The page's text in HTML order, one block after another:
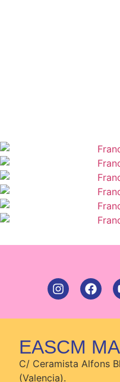
EASCM
C/ Ceramista Alfons
(Valencia).